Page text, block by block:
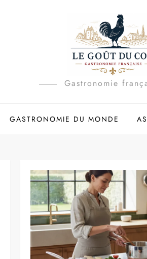
Gastronomie
GASTRONOMIE DU MONDE